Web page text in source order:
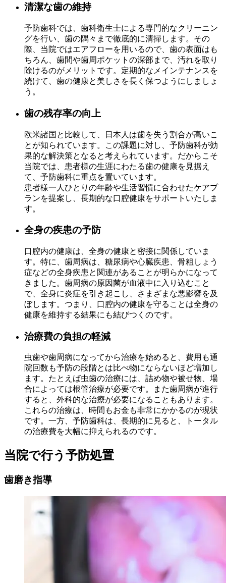
清潔な歯の維持
予防歯科では、歯科衛生士による専門的なクリーニン
グを行い、歯の隅々まで徹底的に清掃します。その
際、当院ではエアフローを用いるので、歯の表面はも
ちろん、歯間や歯周ポケットの深部まで、汚れを取り
除けるのがメリットです。定期的なメインテナンスを
続けて、歯の健康と美しさを長く保つようにしましょ
う。
歯の残存率の向上
欧米諸国と比較して、日本人は歯を失う割合が高いこ
とが知られています。この課題に対し、予防歯科が効
果的な解決策となると考えられています。だからこそ
当院では、患者様の生涯にわたる歯の健康を見据え
て、予防歯科に重点を置いています。
患者様一人ひとりの年齢や生活習慣に合わせたケアプ
ランを提案し、長期的な口腔健康をサポートいたしま
す。
全身の疾患の予防
口腔内の健康は、全身の健康と密接に関係していま
す。特に、歯周病は、糖尿病や心臓疾患、骨粗しょう
症などの全身疾患と関連があることが明らかになって
きました。歯周病の原因菌が血液中に入り込むこと
で、全身に炎症を引き起こし、さまざまな悪影響を及
ぼします。つまり、口腔内の健康を守ることは全身の
健康を維持する結果にも結びつくのです。
治療費の負担の軽減
虫歯や歯周病になってから治療を始めると、費用も通
院回数も予防の段階とは比べ物にならないほど増加し
ます。たとえば虫歯の治療には、詰め物や被せ物、場
合によっては根管治療が必要です。また歯周病が進行
すると、外科的な治療が必要になることもあります。
これらの治療は、時間もお金も非常にかかるのが現状
です。一方、予防歯科は、長期的に見ると、トータル
の治療費を大幅に抑えられるのです。
当院で行う予防処置
歯磨き指導